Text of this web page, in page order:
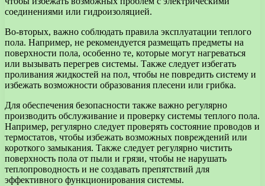
соединениями или гидроизоляцией.
Во-вторых, важно соблюдать правила эксплуатации теплого
пола. Например, не рекомендуется размещать предметы на
поверхности пола, особенно те, которые могут нагреваться
или вызывать перегрев системы. Также следует избегать
проливания жидкостей на пол, чтобы не повредить систему и
избежать возможности образования плесени или грибка.
Для обеспечения безопасности также важно регулярно
производить обслуживание и проверку системы теплого пола.
Например, регулярно следует проверять состояние проводов и
термостатов, чтобы избежать возможных повреждений или
короткого замыкания. Также следует регулярно чистить
поверхность пола от пыли и грязи, чтобы не нарушать
теплопроводность и не создавать препятствий для
эффективного функционирования системы.